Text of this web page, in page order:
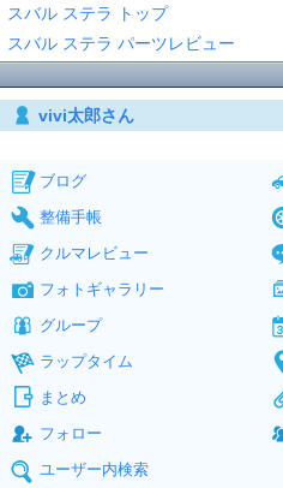
スバル ステラ トップ
スバル ステラ パーツレビュー
vivi太郎さん
ブログ
整備手帳
クルマレビュー
フォトギャラリー
グループ
ラップタイム
まとめ
フォロー
ユーザー内検索